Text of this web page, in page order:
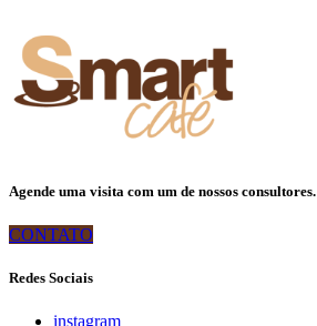
Agende uma visita com um de nossos consultores.
CONTATO
Redes Sociais
instagram